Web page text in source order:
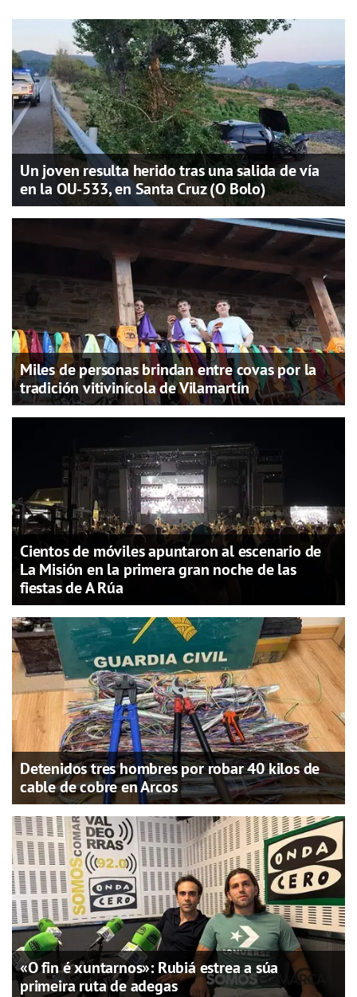
Un joven resulta herido tras una salida de vía
en la OU-533, en Santa Cruz (O Bolo)
Miles de personas brindan entre covas por la
tradición vitivinícola de Vilamartín
Cientos de móviles apuntaron al escenario de
La Misión en la primera gran noche de las
fiestas de A Rúa
Detenidos tres hombres por robar 40 kilos de
cable de cobre en Arcos
«O fin é xuntarnos»: Rubiá estrea a súa
primeira ruta de adegas